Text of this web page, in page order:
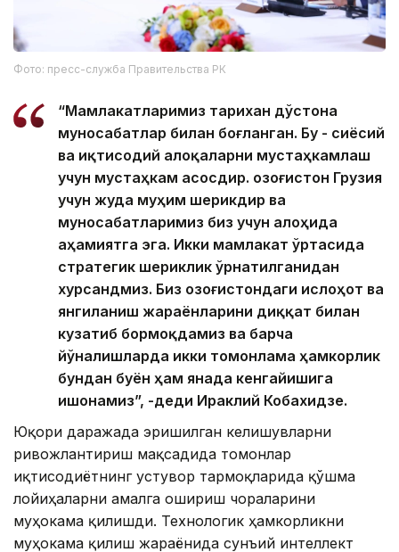
Фото: пресс-служба Правительства РК
“Мамлакатларимиз тарихан дўстона
муносабатлар билан боғланган. Бу - сиёсий
ва иқтисодий алоқаларни мустаҳкамлаш
учун мустаҳкам асосдир. Қозоғистон Грузия
учун жуда муҳим шерикдир ва
муносабатларимиз биз учун алоҳида
аҳамиятга эга. Икки мамлакат ўртасида
стратегик шериклик ўрнатилганидан
хурсандмиз. Биз Қозоғистондаги ислоҳот ва
янгиланиш жараёнларини диққат билан
кузатиб бормоқдамиз ва барча
йўналишларда икки томонлама ҳамкорлик
бундан буён ҳам янада кенгайишига
ишонамиз”, -деди Ираклий Кобахидзе.
Юқори даражада эришилган келишувларни
ривожлантириш мақсадида томонлар
иқтисодиётнинг устувор тармоқларида қўшма
лойиҳаларни амалга ошириш чораларини
муҳокама қилишди. Технологик ҳамкорликни
муҳокама қилиш жараёнида сунъий интеллект